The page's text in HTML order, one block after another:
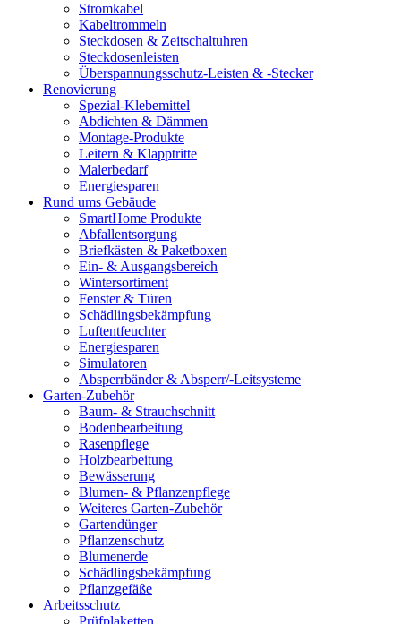
Stromkabel
Kabeltrommeln
Steckdosen & Zeitschaltuhren
Steckdosenleisten
Überspannungsschutz-Leisten & -Stecker
Renovierung
Spezial-Klebemittel
Abdichten & Dämmen
Montage-Produkte
Leitern & Klapptritte
Malerbedarf
Energiesparen
Rund ums Gebäude
SmartHome Produkte
Abfallentsorgung
Briefkästen & Paketboxen
Ein- & Ausgangsbereich
Wintersortiment
Fenster & Türen
Schädlingsbekämpfung
Luftentfeuchter
Energiesparen
Simulatoren
Absperrbänder & Absperr/-Leitsysteme
Garten-Zubehör
Baum- & Strauchschnitt
Bodenbearbeitung
Rasenpflege
Holzbearbeitung
Bewässerung
Blumen- & Pflanzenpflege
Weiteres Garten-Zubehör
Gartendünger
Pflanzenschutz
Blumenerde
Schädlingsbekämpfung
Pflanzgefäße
Arbeitsschutz
Prüfplaketten